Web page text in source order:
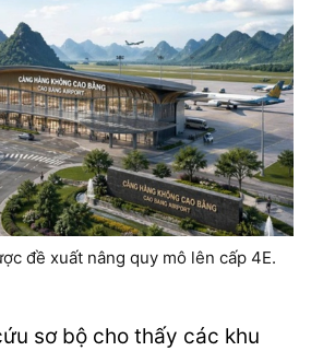
đề xuất nâng quy mô lên cấp 4E.
sơ bộ cho thấy các khu